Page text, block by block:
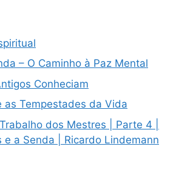
– O Caminho à Paz Mental
Conheciam
as Tempestades da Vida
dos Mestres | Parte 4 |
e a Senda | Ricardo Lindemann